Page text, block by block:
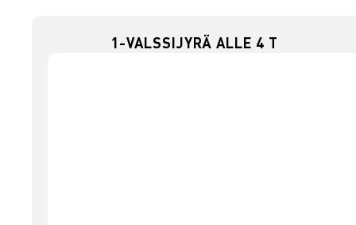
1-VALSSIJYRÄ ALLE 4 T